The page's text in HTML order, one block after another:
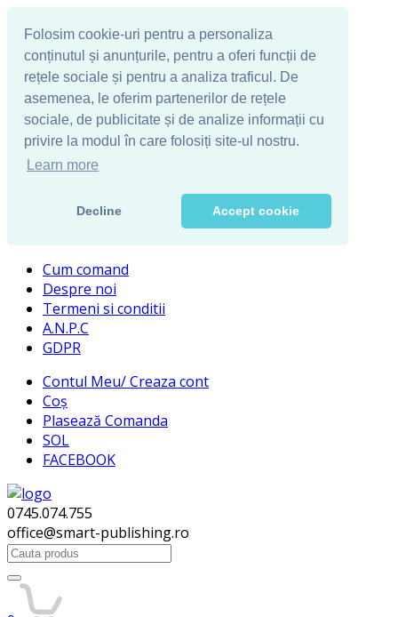
Folosim cookie-uri pentru a personaliza
conținutul și anunțurile, pentru a oferi funcții de
rețele sociale și pentru a analiza traficul. De
asemenea, le oferim partenerilor de rețele
sociale, de publicitate și de analize informații cu
privire la modul în care folosiți site-ul nostru.
Learn more
Decline Accept cookie
Cum comand
Despre noi
Termeni si conditii
A.N.P.C
GDPR
Contul Meu/ Creaza cont
Coș
Plasează Comanda
SOL
FACEBOOK
0745.074.755
office@smart-publishing.ro
Search
for: